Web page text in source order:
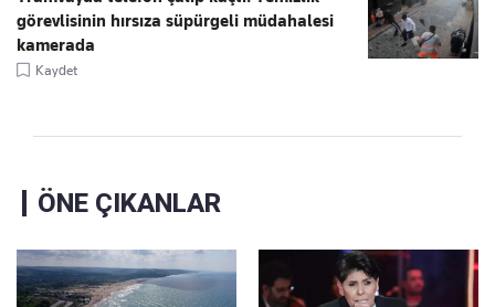
görevlisinin hırsıza süpürgeli müdahalesi
kamerada
Kaydet
ÖNE ÇIKANLAR